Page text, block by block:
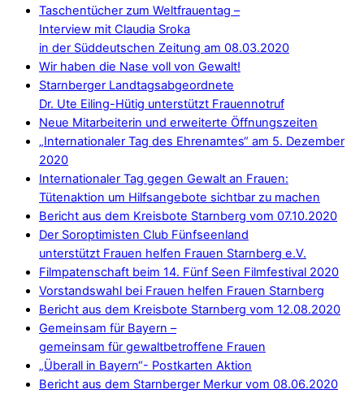
Taschentücher zum Weltfrauentag –
Interview mit Claudia Sroka
in der Süddeutschen Zeitung am 08.03.2020
Wir haben die Nase voll von Gewalt!
Starnberger Landtagsabgeordnete
Dr. Ute Eiling-Hütig unterstützt Frauennotruf
Neue Mitarbeiterin und erweiterte Öffnungszeiten
„Internationaler Tag des Ehrenamtes“ am 5. Dezember
2020
Internationaler Tag gegen Gewalt an Frauen:
Tütenaktion um Hilfsangebote sichtbar zu machen
Bericht aus dem Kreisbote Starnberg vom 07.10.2020
Der Soroptimisten Club Fünfseenland
unterstützt Frauen helfen Frauen Starnberg e.V.
Filmpatenschaft beim 14. Fünf Seen Filmfestival 2020
Vorstandswahl bei Frauen helfen Frauen Starnberg
Bericht aus dem Kreisbote Starnberg vom 12.08.2020
Gemeinsam für Bayern –
gemeinsam für gewaltbetroffene Frauen
„Überall in Bayern“- Postkarten Aktion
Bericht aus dem Starnberger Merkur vom 08.06.2020